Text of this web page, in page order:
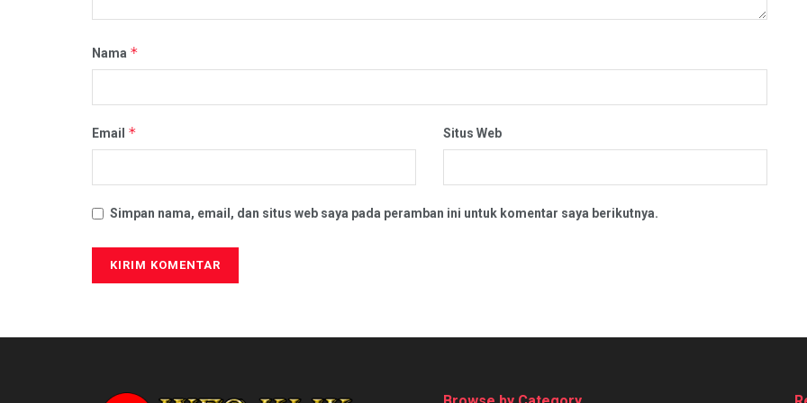
Nama *
Email * Situs Web
Simpan nama, email, dan situs web saya pada peramban ini untuk komentar saya berikutnya.